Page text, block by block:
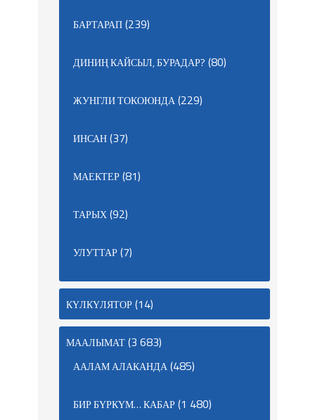
БАРТАРАП(239)
ДИНИҢ КАЙСЫЛ, БУРАДАР? (80)
ЖУНГЛИ ТОКОЮНДА(229)
ИНСАН(37)
МАЕКТЕР(81)
ТАРЫХ(92)
УЛУТТАР(7)
КҮЛКҮЛЯТОР(14)
МААЛЫМАТ(3 683)
ААЛАМ АЛАКАНДА(485)
БИР БҮРКҮМ… КАБАР(1 480)